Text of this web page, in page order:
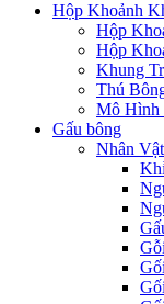
Hộp Khoảnh
Hộp
Hộp
Khung
Thú
Mô Hình
Gấu bông
Nhân